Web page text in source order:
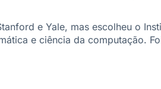
e Yale, mas escolheu o
e ciência da computação.